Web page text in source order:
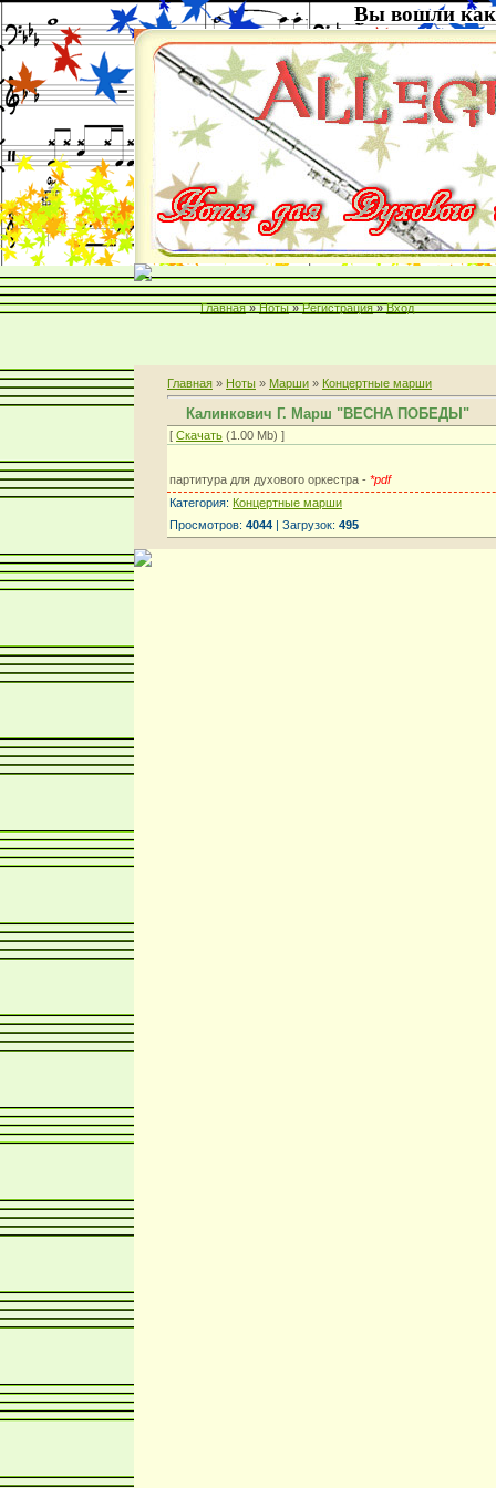
Вы вошли как
Главная » Ноты » Регистрация » Вход
Главная » Ноты » Марши » Концертные марши
Калинкович Г. Марш "ВЕСНА ПОБЕДЫ"
[ Скачать (1.00 Mb) ]
партитура для духового оркестра - *pdf
Категория: Концертные марши
Просмотров: 4044 | Загрузок: 495